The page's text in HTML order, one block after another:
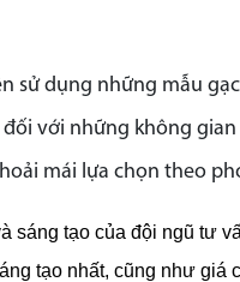
sử dụng những mẫu
với những không
mái lựa chọn theo
sáng tạo của đội ngũ tư
tạo nhất, cũng như